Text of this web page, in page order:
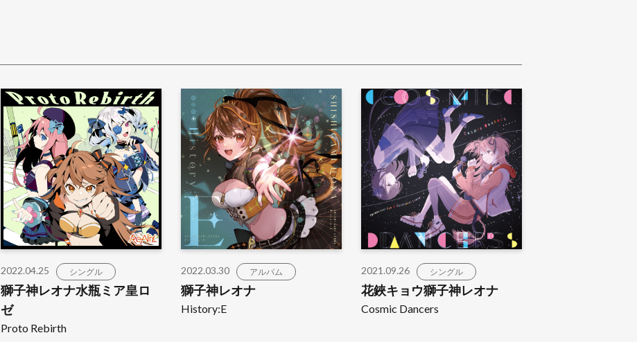
2022.04.25 シングル
獅子神レオナ水瓶ミア皇ロ
ゼ
Proto Rebirth
2022.03.30 アルバム
獅子神レオナ
History:E
2021.09.26 シングル
花鋏キョウ獅子神レオナ
Cosmic Dancers